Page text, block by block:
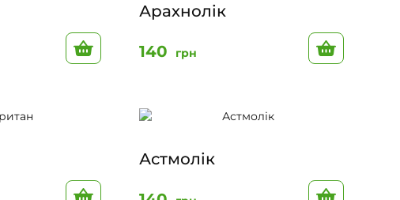
До кошику
Арахнолік
140 грн
До кошику
Астмолік